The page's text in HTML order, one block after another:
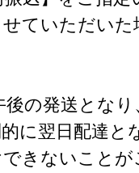
ていただいた
の発送となり
に翌日配達と
きないこと